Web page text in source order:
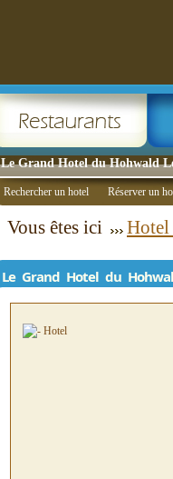
Le Grand Hotel du Hohwald
Rechercher un hotel Réserver un
Vous êtes ici Hotel
Le Grand Hotel du